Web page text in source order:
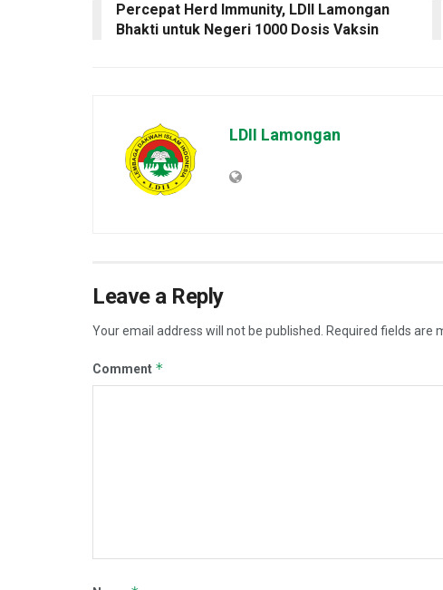
Percepat Herd Immunity, LDII Lamongan
Bhakti untuk Negeri 1000 Dosis Vaksin
LDII Lamongan
Leave a Reply
Your email address will not be published. Required fields are
Comment *